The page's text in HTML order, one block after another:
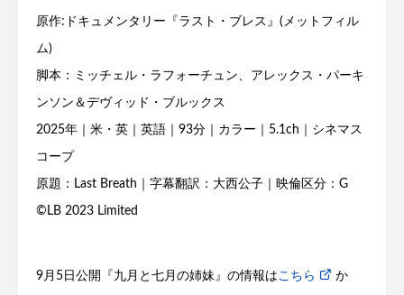
原作:ドキュメンタリー『ラスト・ブレス』(メットフィル
ム)
脚本：ミッチェル・ラフォーチュン、アレックス・パーキ
ンソン＆デヴィッド・ブルックス
2025年｜米・英｜英語｜93分｜カラー｜5.1ch｜シネマス
コープ
原題：Last Breath｜字幕翻訳：大西公子｜映倫区分：G
©LB 2023 Limited
9月5日公開『九月と七月の姉妹』の情報は こちら か